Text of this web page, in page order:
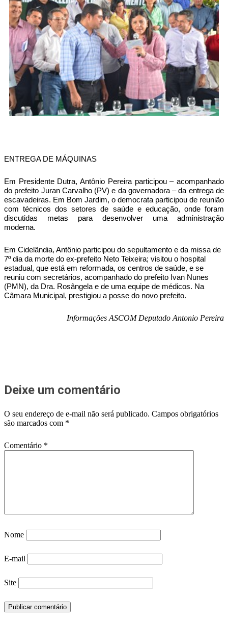
ENTREGA DE MÁQUINAS
Em Presidente Dutra, Antônio Pereira participou – acompanhado
do prefeito Juran Carvalho (PV) e da governadora – da entrega de
escavadeiras. Em Bom Jardim, o democrata participou de reunião
com técnicos dos setores de saúde e educação, onde foram
discutidas metas para desenvolver uma administração
moderna.
Em Cidelândia, Antônio participou do sepultamento e da missa de
7º dia da morte do ex-prefeito Neto Teixeira; visitou o hospital
estadual, que está em reformada, os centros de saúde, e se
reuniu com secretários, acompanhado do prefeito Ivan Nunes
(PMN), da Dra. Rosângela e de uma equipe de médicos. Na
Câmara Municipal, prestigiou a posse do novo prefeito.
Informações ASCOM Deputado Antonio Pereira
Deixe um comentário
O seu endereço de e-mail não será publicado. Campos obrigatórios
são marcados com *
Comentário *
Nome
E-mail
Site